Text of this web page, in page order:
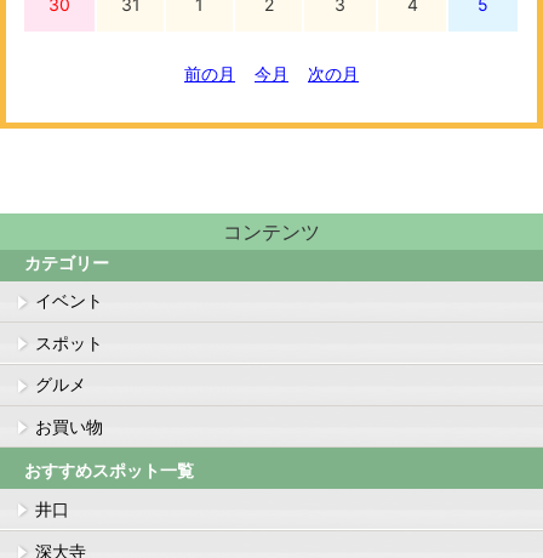
30 31 1 2 3 4 5
前の月 今月 次の月
コンテンツ
カテゴリー
イベント
スポット
グルメ
お買い物
おすすめスポット一覧
井口
深大寺